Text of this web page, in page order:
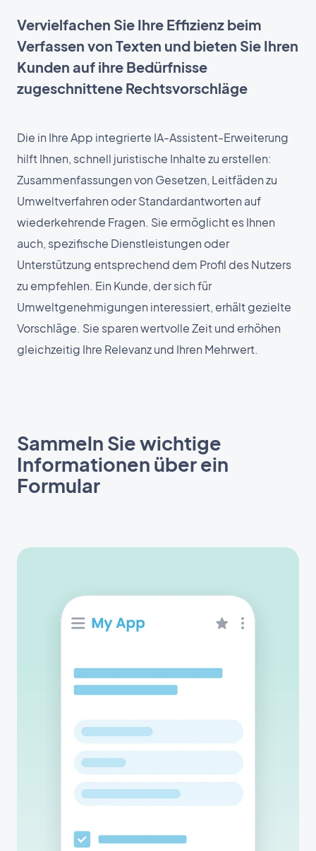
Vervielfachen Sie Ihre Effizienz beim
Verfassen von Texten und bieten Sie Ihren
Kunden auf ihre Bedürfnisse
zugeschnittene Rechtsvorschläge
Die in Ihre App integrierte IA-Assistent-Erweiterung
hilft Ihnen, schnell juristische Inhalte zu erstellen:
Zusammenfassungen von Gesetzen, Leitfäden zu
Umweltverfahren oder Standardantworten auf
wiederkehrende Fragen. Sie ermöglicht es Ihnen
auch, spezifische Dienstleistungen oder
Unterstützung entsprechend dem Profil des Nutzers
zu empfehlen. Ein Kunde, der sich für
Umweltgenehmigungen interessiert, erhält gezielte
Vorschläge. Sie sparen wertvolle Zeit und erhöhen
gleichzeitig Ihre Relevanz und Ihren Mehrwert.
Sammeln Sie wichtige
Informationen über ein
Formular